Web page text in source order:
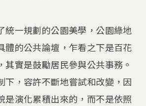
統一規劃的公園美學，公園綠地
體的公共論壇，乍看之下是百花
其實是鼓勵居民參與公共事務。
下，容許不斷地嘗試和改變，因
是演化累積出來的，而不是依照